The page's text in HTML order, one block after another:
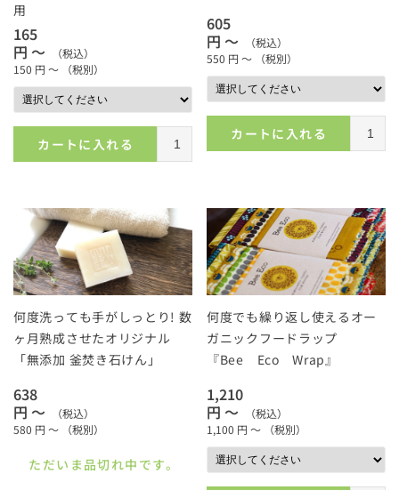
用
165
円 ～
（税込）
150 円 ～ （税別）
カートに入れる
605
円 ～
（税込）
550 円 ～ （税別）
カートに入れる
何度洗っても手がしっとり! 数
ヶ月熟成させたオリジナル
「無添加 釜焚き石けん」
638
円 ～
（税込）
580 円 ～ （税別）
ただいま品切れ中です。
何度でも繰り返し使えるオー
ガニックフードラップ
『Bee Eco Wrap』
1,210
円 ～
（税込）
1,100 円 ～ （税別）